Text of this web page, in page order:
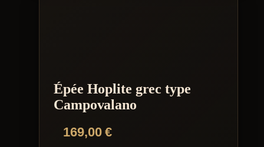
Épée Hoplite grec type
Campovalano
169,00€